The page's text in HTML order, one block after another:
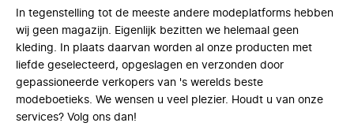
In tegenstelling tot de meeste andere modeplatforms hebben
wij geen magazijn. Eigenlijk bezitten we helemaal geen
kleding. In plaats daarvan worden al onze producten met
liefde geselecteerd, opgeslagen en verzonden door
gepassioneerde verkopers van 's werelds beste
modeboetieks. We wensen u veel plezier. Houdt u van onze
services? Volg ons dan!